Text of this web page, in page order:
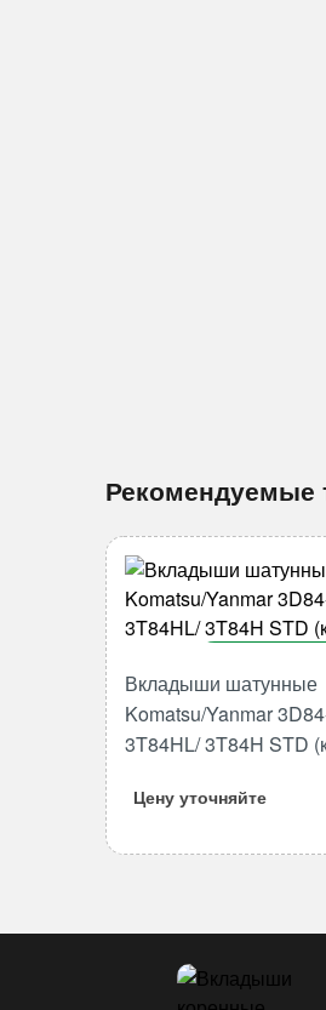
Рекомендуемые
3D84-
3T84H
Вкладыши шатунные
Komatsu/Yanmar
3T84HL/ 3T84H STD
Цену уточняйте